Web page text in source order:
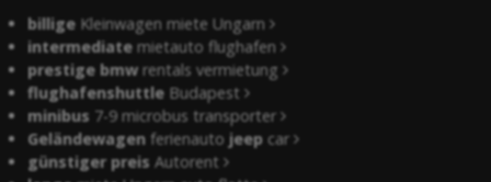
billige Kleinwagen miete Ungarn
intermediate mietauto flughafen
prestige bmwrentals vermietung
flughafenshuttle Budapest
minibus 7-9 microbus transporter
Geländewagen ferienautojeep car
günstiger preis Autorent